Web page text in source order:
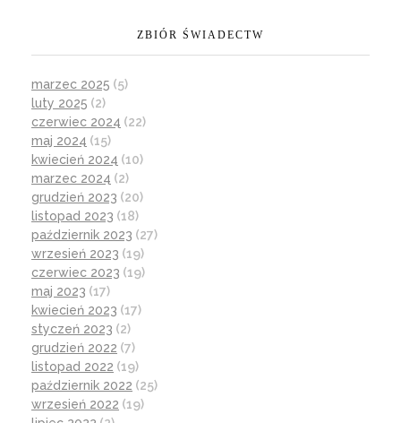
ZBIÓR ŚWIADECTW
marzec 2025 (5)
luty 2025 (2)
czerwiec 2024 (22)
maj 2024 (15)
kwiecień 2024 (10)
marzec 2024 (2)
grudzień 2023 (20)
listopad 2023 (18)
październik 2023 (27)
wrzesień 2023 (19)
czerwiec 2023 (19)
maj 2023 (17)
kwiecień 2023 (17)
styczeń 2023 (2)
grudzień 2022 (7)
listopad 2022 (19)
październik 2022 (25)
wrzesień 2022 (19)